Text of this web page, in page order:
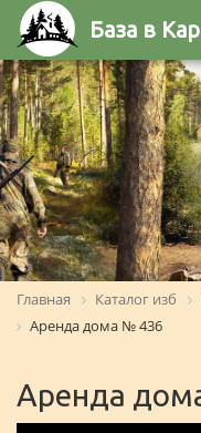
База в
Главная Каталог изб
Аренда дома № 436
Аренда